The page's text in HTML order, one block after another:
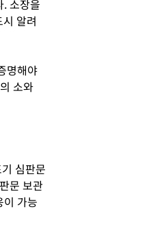
소장을
알려
명해야
소와
심판문
문 보관
이 가능